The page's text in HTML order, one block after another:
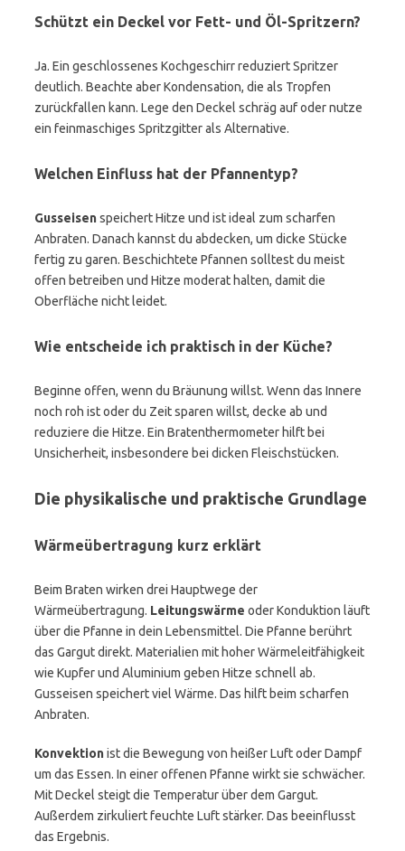
Schützt ein Deckel vor Fett- und Öl-Spritzern?
Ja. Ein geschlossenes Kochgeschirr reduziert Spritzer
deutlich. Beachte aber Kondensation, die als Tropfen
zurückfallen kann. Lege den Deckel schräg auf oder nutze
ein feinmaschiges Spritzgitter als Alternative.
Welchen Einfluss hat der Pfannentyp?
Gusseisenspeichert Hitze und ist ideal zum scharfen
Anbraten. Danach kannst du abdecken, um dicke Stücke
fertig zu garen. Beschichtete Pfannen solltest du meist
offen betreiben und Hitze moderat halten, damit die
Oberfläche nicht leidet.
Wie entscheide ich praktisch in der Küche?
Beginne offen, wenn du Bräunung willst. Wenn das Innere
noch roh ist oder du Zeit sparen willst, decke ab und
reduziere die Hitze. Ein Bratenthermometer hilft bei
Unsicherheit, insbesondere bei dicken Fleischstücken.
Die physikalische und praktische Grundlage
Wärmeübertragung kurz erklärt
Beim Braten wirken drei Hauptwege der
Wärmeübertragung. Leitungswärme oder Konduktion läuft
über die Pfanne in dein Lebensmittel. Die Pfanne berührt
das Gargut direkt. Materialien mit hoher Wärmeleitfähigkeit
wie Kupfer und Aluminium geben Hitze schnell ab.
Gusseisen speichert viel Wärme. Das hilft beim scharfen
Anbraten.
Konvektionist die Bewegung von heißer Luft oder Dampf
um das Essen. In einer offenen Pfanne wirkt sie schwächer.
Mit Deckel steigt die Temperatur über dem Gargut.
Außerdem zirkuliert feuchte Luft stärker. Das beeinflusst
das Ergebnis.